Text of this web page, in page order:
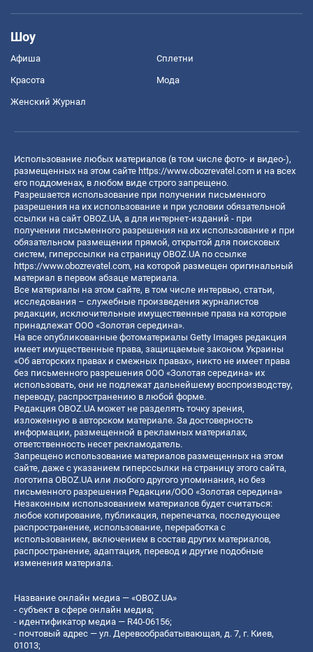
Шоу
Афиша Сплетни
Красота Мода
Женский Журнал
Использование любых материалов (в том числе фото- и видео-),
размещенных на этом сайте https://www.obozrevatel.com и на всех
его поддоменах, в любом виде строго запрещено.
Разрешается использование при получении письменного
разрешения на их использование и при условии обязательной
ссылки на сайт OBOZ.UA, а для интернет-изданий - при
получении письменного разрешения на их использование и при
обязательном размещении прямой, открытой для поисковых
систем, гиперссылки на страницу OBOZ.UA по ссылке
https://www.obozrevatel.com, на которой размещен оригинальный
материал в первом абзаце материала.
Все материалы на этом сайте, в том числе интервью, статьи,
исследования – служебные произведения журналистов
редакции, исключительные имущественные права на которые
принадлежат ООО «Золотая середина».
На все опубликованные фотоматериалы Getty Images редакция
имеет имущественные права, защищаемые законом Украины
«Об авторских правах и смежных правах», никто не имеет права
без письменного разрешения ООО «Золотая середина» их
использовать, они не подлежат дальнейшему воспроизводству,
переводу, распространению в любой форме.
Редакция OBOZ.UA может не разделять точку зрения,
изложенную в авторском материале. За достоверность
информации, размещенной в рекламных материалах,
ответственность несет рекламодатель.
Запрещено использование материалов размещенных на этом
сайте, даже с указанием гиперссылки на страницу этого сайта,
логотипа OBOZ.UA или любого другого упоминания, но без
письменного разрешения Редакции/ООО «Золотая середина»
Незаконным использованием материалов будет считаться:
любое копирование, публикация, перепечатка, последующее
распространение, использование, переработка с
использованием, включением в состав других материалов,
распространение, адаптация, перевод и другие подобные
изменения материала.
Название онлайн медиа — «OBOZ.UA»
- субъект в сфере онлайн медиа;
- идентификатор медиа — R40-06156;
- почтовый адрес — ул. Деревообрабатывающая, д. 7, г. Киев,
01013;